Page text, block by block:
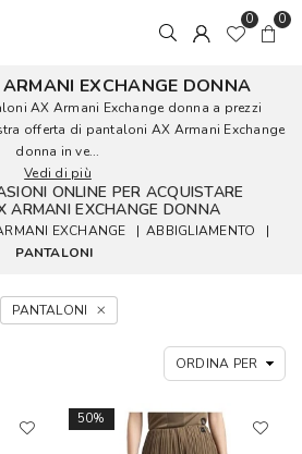
0 0
EXCHANGE DONNA
AX Armani Exchange donna a prezzi
offerta di pantaloni AX Armani Exchange
donna in ve...
Vedi di più
ONLINE PER ACQUISTARE
ARMANI EXCHANGE DONNA
EXCHANGE | ABBIGLIAMENTO
|
PANTALONI
PANTALONI
50%